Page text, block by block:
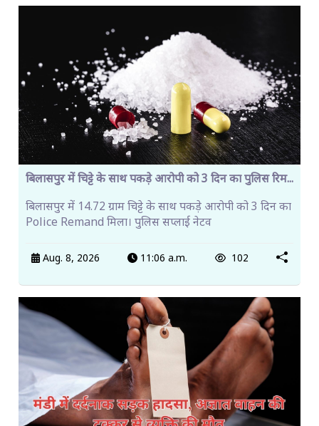
बिलासपुर में चिट्टे के साथ पकड़े आरोपी को 3 दिन का पुलिस रिम...
बिलासपुर में 14.72 ग्राम चिट्टे के साथ पकड़े आरोपी को 3 दिन का
Police Remand मिला। पुलिस सप्लाई नेटव
Aug. 8, 2026 11:06 a.m. 102